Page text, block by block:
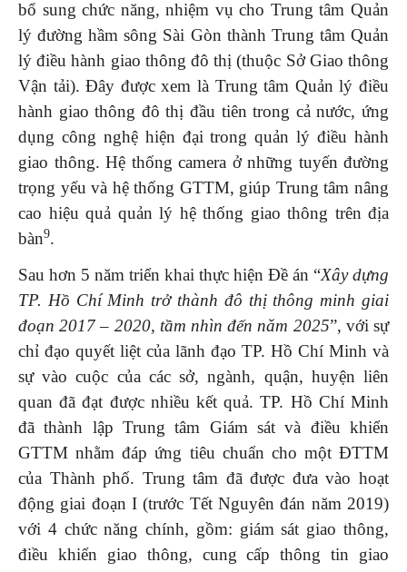
bổ sung chức năng, nhiệm vụ cho Trung tâm Quản
lý đường hầm sông Sài Gòn thành Trung tâm Quản
lý điều hành giao thông đô thị (thuộc Sở Giao thông
Vận tải). Đây được xem là Trung tâm Quản lý điều
hành giao thông đô thị đầu tiên trong cả nước, ứng
dụng công nghệ hiện đại trong quản lý điều hành
giao thông. Hệ thống camera ở những tuyến đường
trọng yếu và hệ thống GTTM, giúp Trung tâm nâng
cao hiệu quả quản lý hệ thống giao thông trên địa
bàn9.
Sau hơn 5 năm triển khai thực hiện Đề án “Xây dựng
TP. Hồ Chí Minh trở thành đô thị thông minh giai
đoạn 2017 – 2020, tầm nhìn đến năm 2025”, với sự
chỉ đạo quyết liệt của lãnh đạo TP. Hồ Chí Minh và
sự vào cuộc của các sở, ngành, quận, huyện liên
quan đã đạt được nhiều kết quả. TP. Hồ Chí Minh
đã thành lập Trung tâm Giám sát và điều khiển
GTTM nhằm đáp ứng tiêu chuẩn cho một ĐTTM
của Thành phố. Trung tâm đã được đưa vào hoạt
động giai đoạn I (trước Tết Nguyên đán năm 2019)
với 4 chức năng chính, gồm: giám sát giao thông,
điều khiển giao thông, cung cấp thông tin giao